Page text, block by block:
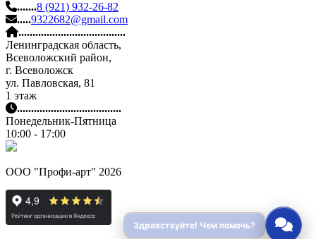
.......8 (921) 932-26-82
.....9322682@gmail.com
......................................
Ленинградская область,
Всеволожский район,
г. Всеволожск
ул. Павловская, 81
1 этаж
.....................................
Понедельник-Пятница
10:00 - 17:00
ООО "Профи-арт" 2026